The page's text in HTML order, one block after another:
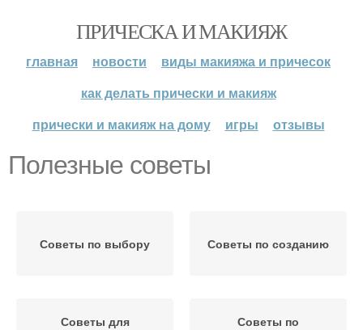
ПРИЧЕСКА И МАКИЯЖ
главная новости
виды макияжа и причесок
как делать прически и макияж
прически и макияж на дому
игры отзывы
Полезные советы
Советы по выбору Советы по созданию
Советы для
Советы по